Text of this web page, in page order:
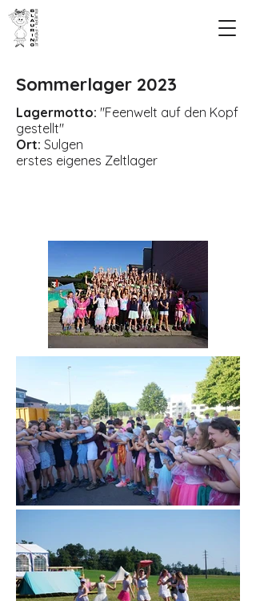
Sommerlager 2023
Lagermotto: "Feenwelt auf den Kopf
gestellt"
Ort: Sulgen
erstes eigenes Zeltlager